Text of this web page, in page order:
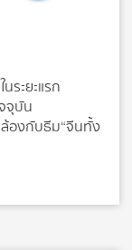
ระยะแรก
จุบัน
องกับธีม“จีนทั้ง
Angel